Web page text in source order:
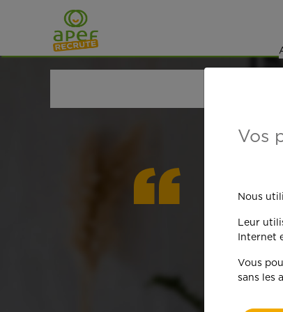
Navigation
Saut au contenu
On
Vos
Nous
Leur
Internet
Vous
sans les